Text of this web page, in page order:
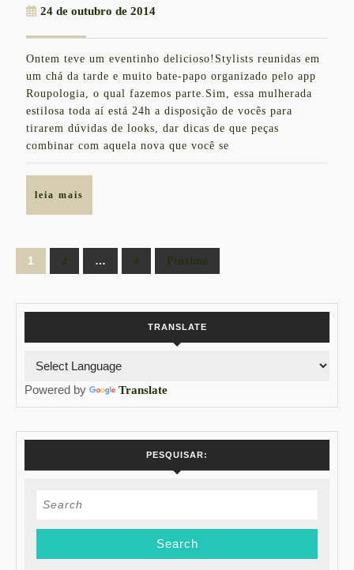
Stylists
do
app
Roupologia
24 de outubro de 201424
de
2014
Ontem teve um eventinho delicioso!Stylists reunidas em
um chá da tarde e muito bate-papo organizado pelo app
Roupologia, o qual fazemos parte.Sim, essa mulherada
estilosa toda aí está 24h a disposição de vocês para
tirarem dúvidas de looks, dar dicas de que peças
combinar com aquela nova que você se
leia mais
Paginação
de
posts
1 2 … 4 Próximo
TRANSLATE
Powered by Translate
PESQUISAR:
Search